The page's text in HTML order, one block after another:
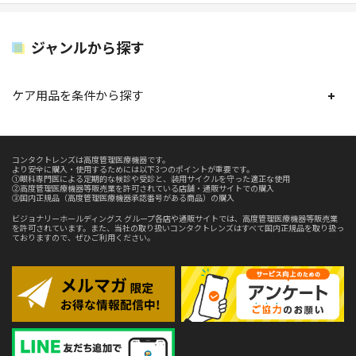
ジャンルから探す
ケア用品を条件から探す
コンタクトレンズは高度管理医療機器です。
より安全に購入・使用するためには以下3つのポイントが重要です。
①眼科専門医による定期的な検診や受診と、装用サイクルを守った適正な使用
②高度管理医療機器等販売業を許可されている店舗・通販サイトでの購入
③国内正規品（高度管理医療機器承認番号がある商品）の購入
ビジョナリーホールディングス グループ各店や通販サイトでは、高度管理医療機器等販売業
を許可されています。また、当社の取り扱いコンタクトレンズはすべて国内正規品を取り扱っ
ておりますので、ぜひご利用ください。